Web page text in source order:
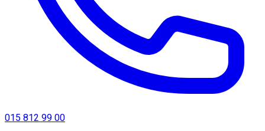
015 812 99 00